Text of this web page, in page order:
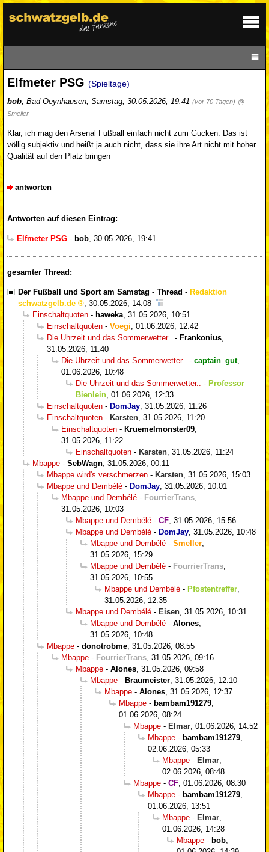
Elfmeter PSG (Spieltage)
bob, Bad Oeynhausen, Samstag, 30.05.2026, 19:41 (vor 70 Tagen) @
Smeller
Klar, ich mag den Arsenal Fußball einfach nicht zum Gucken. Das ist
völlig subjektiv und heißt ja auch nicht, dass sie ihre Art nicht mit hoher
Qualität auf den Platz bringen
antworten
Antworten auf diesen Eintrag:
Elfmeter PSG - bob, 30.05.2026, 19:41
gesamter Thread:
Der Fußball und Sport am Samstag - Thread - Redaktion
schwatzgelb.de
30.05.2026, 14:08
Einschaltquoten - haweka 31.05.2026, 10:51
Einschaltquoten - Voegi 01.06.2026, 12:42
Die Uhrzeit und das Sommerwetter..
- Frankonius
31.05.2026, 11:40
Die Uhrzeit und das Sommerwetter..
- captain_gut,
01.06.2026, 10:48
Die Uhrzeit und das Sommerwetter..
- Professor
Bienlein 01.06.2026, 12:33
Einschaltquoten - DomJay 31.05.2026, 11:26
Einschaltquoten - Karsten 31.05.2026, 11:20
Einschaltquoten - Kruemelmonster09
31.05.2026, 11:22
Einschaltquoten - Karsten 31.05.2026, 11:24
Mbappe - SebWagn 31.05.2026, 00:11
Mbappe wird's verschmerzen - Karsten 31.05.2026, 15:03
Mbappe und Dembélé - DomJay 31.05.2026, 10:01
Mbappe und Dembélé - FourrierTrans
31.05.2026, 10:03
Mbappe und Dembélé - CF 31.05.2026, 15:56
Mbappe und Dembélé - DomJay 31.05.2026, 10:48
Mbappe und Dembélé - Smeller
31.05.2026, 15:29
Mbappe und Dembélé - FourrierTrans
31.05.2026, 10:55
Mbappe und Dembélé - Pfostentreffer
31.05.2026, 12:35
Mbappe und Dembélé - Eisen 31.05.2026, 10:31
Mbappe und Dembélé - Alones
31.05.2026, 10:48
Mbappe - donotrobme 31.05.2026, 08:55
Mbappe - FourrierTrans 31.05.2026, 09:16
Mbappe - Alones 31.05.2026, 09:58
Mbappe - Braumeister 31.05.2026, 12:10
Mbappe - Alones 31.05.2026, 12:37
Mbappe - bambam191279
01.06.2026, 08:24
Mbappe - Elmar 01.06.2026, 14:52
Mbappe - bambam191279
02.06.2026, 05:33
Mbappe - Elmar
02.06.2026, 08:48
Mbappe - CF 01.06.2026, 08:30
Mbappe - bambam191279
01.06.2026, 13:51
Mbappe - Elmar
01.06.2026, 14:28
Mbappe - bob